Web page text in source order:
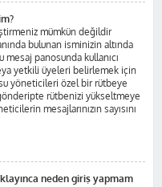
mümkün değildir
bulunan isminizin altında
mesaj panosunda kullanıcı
yetkili üyeleri belirlemek için
yöneticileri özel bir rütbeye
rütbenizi yükseltmeye
mesajlarınızın sayısını
neden giriş yapmam